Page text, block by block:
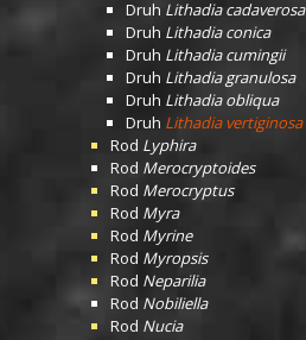
Druh Lithadia cadaverosa
Druh Lithadia conica
Druh Lithadia cumingii
Druh Lithadia granulosa
Druh Lithadia obliqua
Druh Lithadia vertiginosa
Rod Lyphira
Rod Merocryptoides
Rod Merocryptus
Rod Myra
Rod Myrine
Rod Myropsis
Rod Neparilia
Rod Nobiliella
Rod Nucia